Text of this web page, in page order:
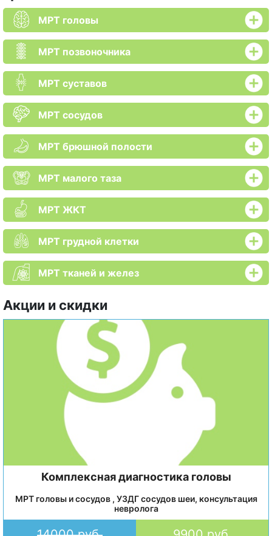
МРТ головы
МРТ позвоночника
МРТ суставов
МРТ сосудов
МРТ брюшной полости
МРТ малого таза
МРТ ЖКТ
МРТ грудной клетки
МРТ тканей и желез
Акции и скидки
Комплексная диагностика головы
МРТ головы и сосудов , УЗДГ сосудов шеи, консультация
невролога